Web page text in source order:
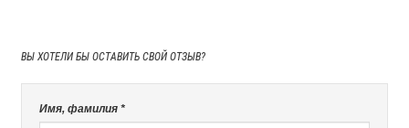
ВЫ ХОТЕЛИ БЫ ОСТАВИТЬ СВОЙ ОТЗЫВ?
Имя, фамилия *